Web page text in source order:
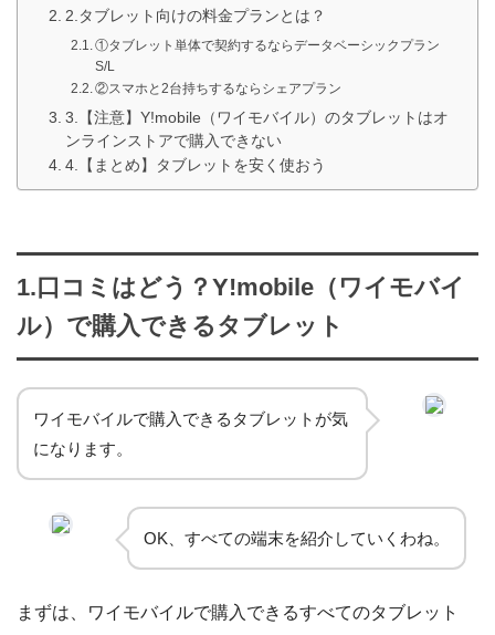
2.タブレット向けの料金プランとは？
①タブレット単体で契約するならデータベーシックプラン
S/L
②スマホと2台持ちするならシェアプラン
3.【注意】Y!mobile（ワイモバイル）のタブレットはオ
ンラインストアで購入できない
4.【まとめ】タブレットを安く使おう
1.口コミはどう？Y!mobile（ワイモバイ
ル）で購入できるタブレット
ワイモバイルで購入できるタブレットが気
になります。
OK、すべての端末を紹介していくわね。
まずは、ワイモバイルで購入できるすべてのタブレット